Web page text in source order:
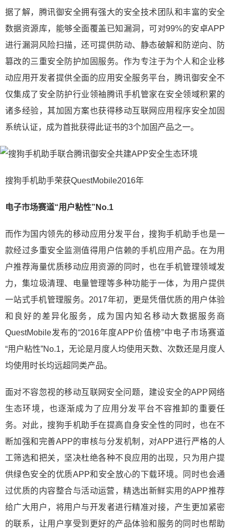
据了解，腾讯御安全拥有强大的安全技术团队和丰富的安全
数据资源库，能够全面覆盖已知漏洞，可对99%的安卓APP
进行漏洞风险扫描，还可提供防动、静态破解和防逆向、防
篡改的三重安全防护加固服务。作为专注于为个人和企业移
动应用开发者提供全面的应用安全服务平台，腾讯御安全不
仅集成了安全防护行业领袖腾讯手机管家在安全领域积累的
诸多经验，其加固方案也获得移动互联网应用程序安全加固
系统认证，成为首批获得此证书的3个加固产品之一。
搜狗手机助手荣获QuestMobile2016年
电子市场赛道“用户粘性”No.1
而作为国内领先的移动应用分发平台，搜狗手机助手也是一
款经过多重安全监测值得用户信赖的手机应用产品。在为用
户推荐海量优质移动应用资源的同时，也在手机管理领域发
力，集垃圾清理、电量管理等多种功能于一体，为用户提供
一站式手机管理服务。2017年初，更是凭借优质的用户体验
和良好的差异化服务，成为国内知名移动大数据服务商
QuestMobile发布的“2016年度APP价值榜”中电子市场赛道
“用户粘性”No.1，无论是月度人均使用天数、次数还是月度人
均使用时长均远超同类产品。
面对不容忽视的移动互联网安全问题，建设安全的APP网络
生态环境，也逐渐成为了应用分发平台不容推卸的重要任
务。对此，搜狗手机助手在提高自身安全性的同时，也在不
断加强和完善APP的审核与分发机制，对APP进行严格的人
工筛选和把关，坚决杜绝各种不良应用的出现，只为用户提
供绿色安全的优质APP和安全放心的下载环境。同时也会通
过优质的内容整合与活动运营，精选出新鲜实用的APP推荐
给广大用户，将用户与开发者进行精准对接，产生更加紧密
的联系，让用户享受到更好的产品体验和服务的同时也帮助